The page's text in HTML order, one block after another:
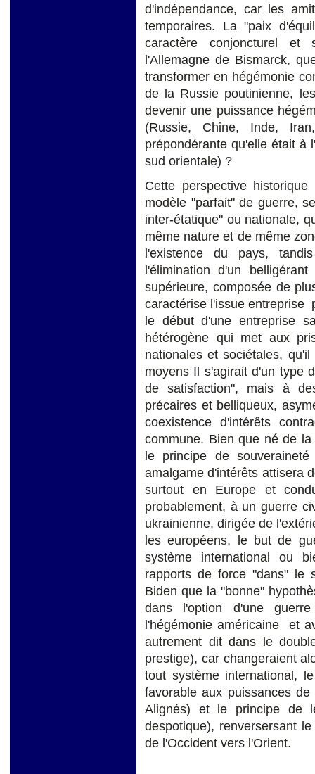
d'indépendance, car les
temporaires. La "paix
caractère conjoncturel
l'Allemagne de Bismarck,
transformer en hégémonie
de la Russie poutinienne,
devenir une puissance
(Russie, Chine, Inde,
prépondérante qu'elle était à
sud orientale) ?
Cette perspective
modèle "parfait" de guerre,
inter-étatique" ou nationale,
même nature et de même
l'existence du pays,
l'élimination d'un
supérieure, composée de
caractérise l'issue entreprise
le début d'une entreprise
hétérogène qui met aux
nationales et sociétales,
moyens Il s'agirait d'un type
de satisfaction", mais à
précaires et belliqueux,
coexistence d'intérêts
commune. Bien que né de
le principe de
amalgame d'intérêts attisera
surtout en Europe et
probablement, à un guerre
ukrainienne, dirigée de
les européens, le but de
système international ou
rapports de force "dans" le
Biden que la "bonne"
dans l'option d'une
l'hégémonie américaine et
autrement dit dans le
prestige), car changeraient
tout système international,
favorable aux puissances
Alignés) et le principe de
despotique), renversersant
de l'Occident vers l'Orient.